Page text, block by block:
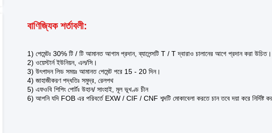
বাণিজ্যিক শর্তাবলী:
1) পেমেন্টঃ 30% টি / টি আমানত আগাম প্রদান, ব্যালেন্সটি T / T দ্বারাও চালানের আগে প্রদান করা উচিত।
2) ওয়েস্টার্ন ইউনিয়ন, এল/সি।
3) উৎপাদন লিড সময়ঃ আমানত পেমেন্ট পরে 15 - 20 দিন।
4) জাহাজীকরণ পদ্ধতিঃ সমুদ্র, রেলপথ
5) এফওবি শিপিং পোর্টঃ উহান/ সাংহাই, মূল ভূখণ্ড চীন
6) আপনি যদি FOB এর পরিবর্তে EXW / CIF / CNF শব্দটি মোকাবেলা করতে চান তবে দয়া করে